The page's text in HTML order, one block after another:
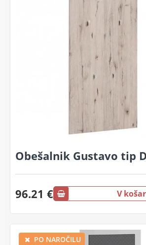
Obešalnik Gustavo tip D
96.21 € V
PO NAROČILU